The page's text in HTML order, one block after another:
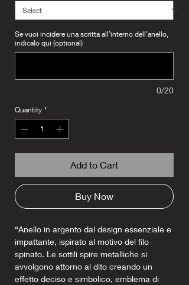
Se vuoi incidere una scritta all’interno dell’anello,
indicalo qui (optional)
0/20
Quantity *
Add to Cart
Buy Now
“Anello in argento dal design essenziale e
impattante, ispirato al motivo del filo
spinato. Le sottili spire metalliche si
avvolgono attorno al dito creando un
effetto deciso e simbolico, emblema di